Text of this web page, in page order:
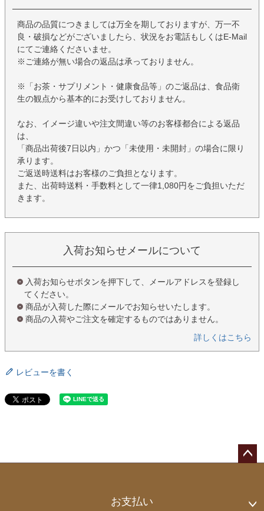
商品の品質につきましては万全を期しておりますが、万一不
良・破損などがございましたら、状況をお電話もしくはE-Mail
にてご連絡くださいませ。
※ご連絡が無い場合の返品は承っておりません。
※「お茶・サプリメント・健康食品等」のご返品は、食品衛
生の観点から基本的にお受けしておりません。
なお、イメージ違いや注文間違い等のお客様都合による返品
は、
「商品出荷後7日以内」かつ「未使用・未開封」の場合に限り
承ります。
ご返送時送料はお客様のご負担となります。
また、出荷時送料・手数料として一律1,080円をご負担いただ
きます。
入荷お知らせメールについて
入荷お知らせボタンを押下して、メールアドレスを登録し
てください。
商品が入荷した際にメールでお知らせいたします。
商品の入荷やご注文を確定するものではありません。
詳しくはこちら
レビューを書く
お支払い